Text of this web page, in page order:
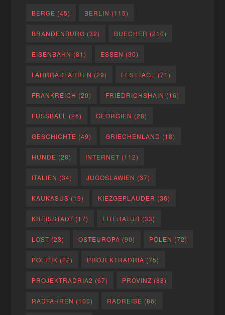
BERGE (45) BERLIN (115)
BRANDENBURG (32) BUECHER (210)
EISENBAHN (81) ESSEN (30)
FAHRRADFAHREN (29) FESTTAGE (71)
FRANKREICH (20) FRIEDRICHSHAIN (16)
FUSSBALL (25) GEORGIEN (28)
GESCHICHTE (49) GRIECHENLAND (18)
HUNDE (28) INTERNET (112)
ITALIEN (34) JUGOSLAWIEN (37)
KAUKASUS (19) KIEZGEPLAUDER (36)
KREISSTADT (17) LITERATUR (33)
LOST (23) OSTEUROPA (90) POLEN (72)
POLITIK (22) PROJEKTRADRIA (75)
PROJEKTRADRIA2 (67) PROVINZ (88)
RADFAHREN (100) RADREISE (86)